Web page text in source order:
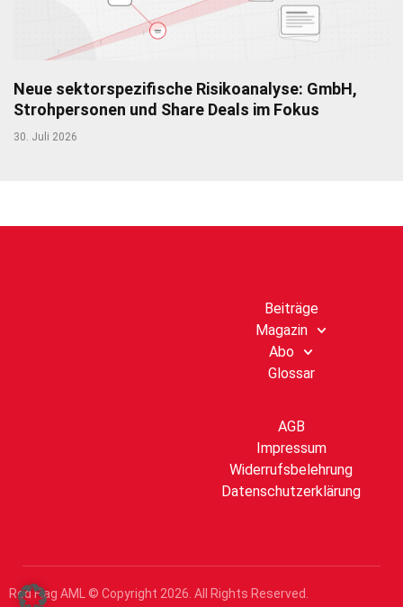
Neue sektorspezifische Risikoanalyse: GmbH,
Strohpersonen und Share Deals im Fokus
30. Juli 2026
Beiträge
Magazin
Abo
Glossar
AGB
Impressum
Widerrufsbelehrung
Datenschutzerklärung
Red Flag AML © Copyright 2026 . All Rights Reserved.